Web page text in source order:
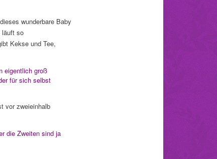
wunderbare Baby
läuft so
Kekse und Tee,
eigentlich groß
für sich selbst
vor zweieinhalb
die Zweiten sind ja